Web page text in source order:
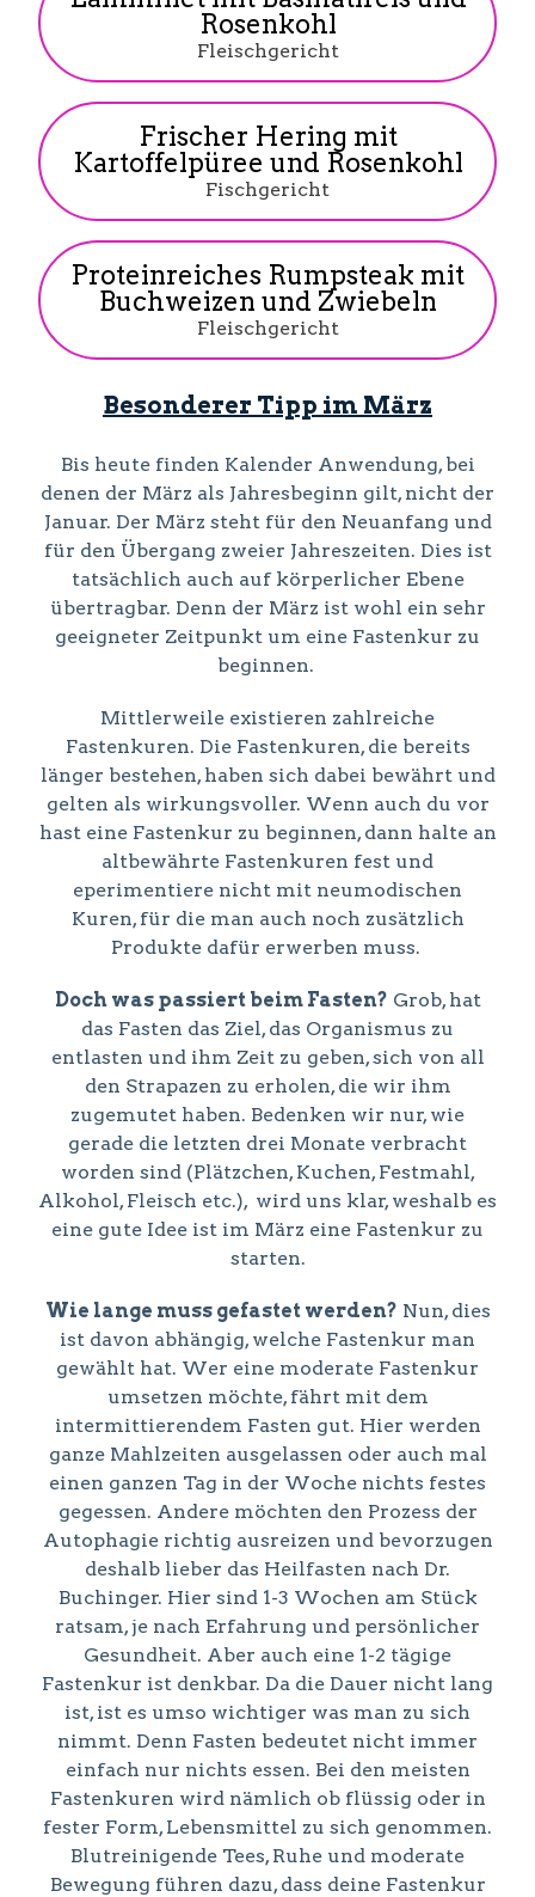
Rosenkohl
Fleischgericht
Frischer Hering mit
Kartoffelpüree und Rosenkohl
Fischgericht
Proteinreiches Rumpsteak mit
Buchweizen und Zwiebeln
Fleischgericht
Besonderer Tipp im März
Bis heute finden Kalender Anwendung, bei
denen der März als Jahresbeginn gilt, nicht der
Januar. Der März steht für den Neuanfang und
für den Übergang zweier Jahreszeiten. Dies ist
tatsächlich auch auf körperlicher Ebene
übertragbar. Denn der März ist wohl ein sehr
geeigneter Zeitpunkt um eine Fastenkur zu
beginnen.
Mittlerweile existieren zahlreiche
Fastenkuren. Die Fastenkuren, die bereits
länger bestehen, haben sich dabei bewährt und
gelten als wirkungsvoller. Wenn auch du vor
hast eine Fastenkur zu beginnen, dann halte an
altbewährte Fastenkuren fest und
eperimentiere nicht mit neumodischen
Kuren, für die man auch noch zusätzlich
Produkte dafür erwerben muss.
Doch was passiert beim Fasten? Grob, hat
das Fasten das Ziel, das Organismus zu
entlasten und ihm Zeit zu geben, sich von all
den Strapazen zu erholen, die wir ihm
zugemutet haben. Bedenken wir nur, wie
gerade die letzten drei Monate verbracht
worden sind (Plätzchen, Kuchen, Festmahl,
Alkohol, Fleisch etc.), wird uns klar, weshalb es
eine gute Idee ist im März eine Fastenkur zu
starten.
Wie lange muss gefastet werden? Nun, dies
ist davon abhängig, welche Fastenkur man
gewählt hat. Wer eine moderate Fastenkur
umsetzen möchte, fährt mit dem
intermittierendem Fasten gut. Hier werden
ganze Mahlzeiten ausgelassen oder auch mal
einen ganzen Tag in der Woche nichts festes
gegessen. Andere möchten den Prozess der
Autophagie richtig ausreizen und bevorzugen
deshalb lieber das Heilfasten nach Dr.
Buchinger. Hier sind 1-3 Wochen am Stück
ratsam, je nach Erfahrung und persönlicher
Gesundheit. Aber auch eine 1-2 tägige
Fastenkur ist denkbar. Da die Dauer nicht lang
ist, ist es umso wichtiger was man zu sich
nimmt. Denn Fasten bedeutet nicht immer
einfach nur nichts essen. Bei den meisten
Fastenkuren wird nämlich ob flüssig oder in
fester Form, Lebensmittel zu sich genommen.
Blutreinigende Tees, Ruhe und moderate
Bewegung führen dazu, dass deine Fastenkur